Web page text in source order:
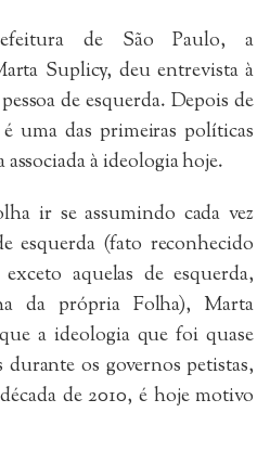
de São Paulo, a
Suplicy, deu entrevista à
de esquerda. Depois de
uma das primeiras políticas
à ideologia hoje.
ir se assumindo cada vez
esquerda (fato reconhecido
aquelas de esquerda,
da própria Folha), Marta
a ideologia que foi quase
os governos petistas,
de 2010, é hoje motivo